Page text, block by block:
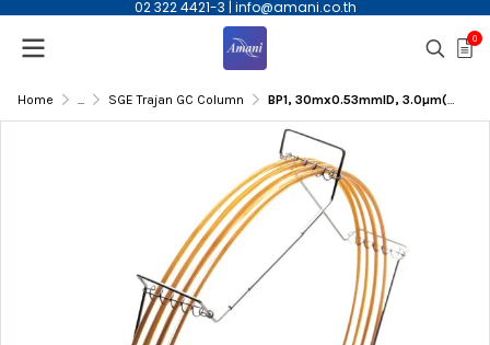
02 322 4421-3 | info@amani.co.th
0
Home ... SGE Trajan GC Column BP1, 30mx0.53mmID, 3.0µm(df) Capillary Column | 054808